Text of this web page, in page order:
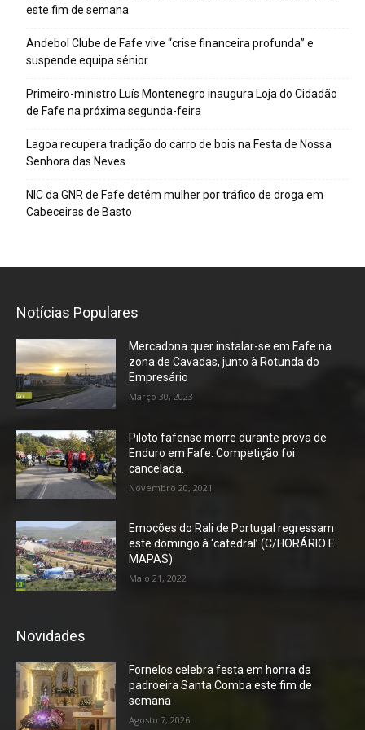
este fim de semana
Andebol Clube de Fafe vive “crise financeira profunda” e
suspende equipa sénior
Primeiro-ministro Luís Montenegro inaugura Loja do Cidadão
de Fafe na próxima segunda-feira
Lagoa recupera tradição do carro de bois na Festa de Nossa
Senhora das Neves
NIC da GNR de Fafe detém mulher por tráfico de droga em
Cabeceiras de Basto
Notícias Populares
Mercadona quer instalar-se em Fafe na
zona de Cavadas, junto à Rotunda do
Empresário
Março 30, 2023
Piloto fafense morre durante prova de
Enduro em Fafe. Competição foi
cancelada.
Novembro 20, 2021
Emoções do Rali de Portugal regressam
este domingo à ‘catedral’ (C/HORÁRIO E
MAPAS)
Maio 21, 2022
Novidades
Fornelos celebra festa em honra da
padroeira Santa Comba este fim de
semana
Agosto 7, 2026